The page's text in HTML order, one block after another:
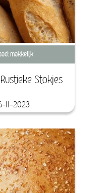
makkelijk
Stokjes
11-2023